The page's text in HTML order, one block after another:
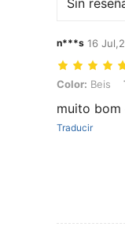
Sin
n***s 16
Color: Beis,
Color: Beis
muito
Traducir